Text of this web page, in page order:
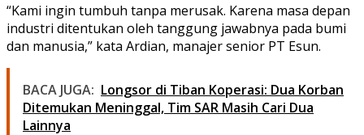
“Kami ingin tumbuh tanpa merusak. Karena masa depan
industri ditentukan oleh tanggung jawabnya pada bumi
dan manusia,” kata Ardian, manajer senior PT Esun.
BACA JUGA: Longsor di Tiban Koperasi: Dua Korban
Ditemukan Meninggal, Tim SAR Masih Cari Dua
Lainnya